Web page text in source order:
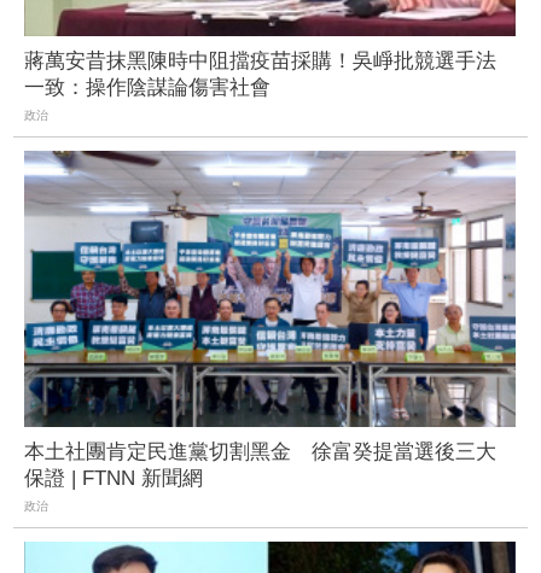
蔣萬安昔抹黑陳時中阻擋疫苗採購！吳崢批競選手法
一致：操作陰謀論傷害社會
政治
本土社團肯定民進黨切割黑金 徐富癸提當選後三大
保證 | FTNN 新聞網
政治